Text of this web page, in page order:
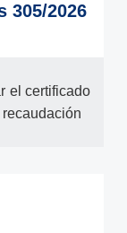
305/2026
el certificado